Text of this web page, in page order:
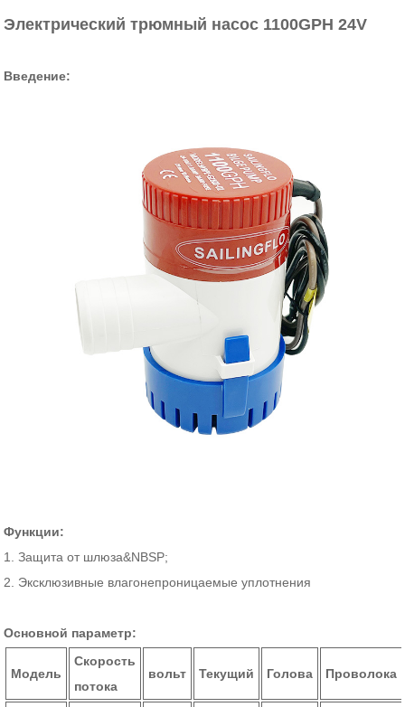
Электрический трюмный насос 1100GPH 24V
Введение:
Функции:
1. Защита от шлюза&NBSP;
2. Эксклюзивные влагонепроницаемые уплотнения
Основной параметр:
Модель
Скорость
потока
вольт Текущий Голова Проволока